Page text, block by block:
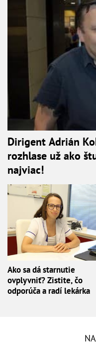
Dirigent Adrián
rozhlase už ako
najviac!
Ako sa dá starnutie
ovplyvniť? Zistite, čo
odporúča a radí lekárka